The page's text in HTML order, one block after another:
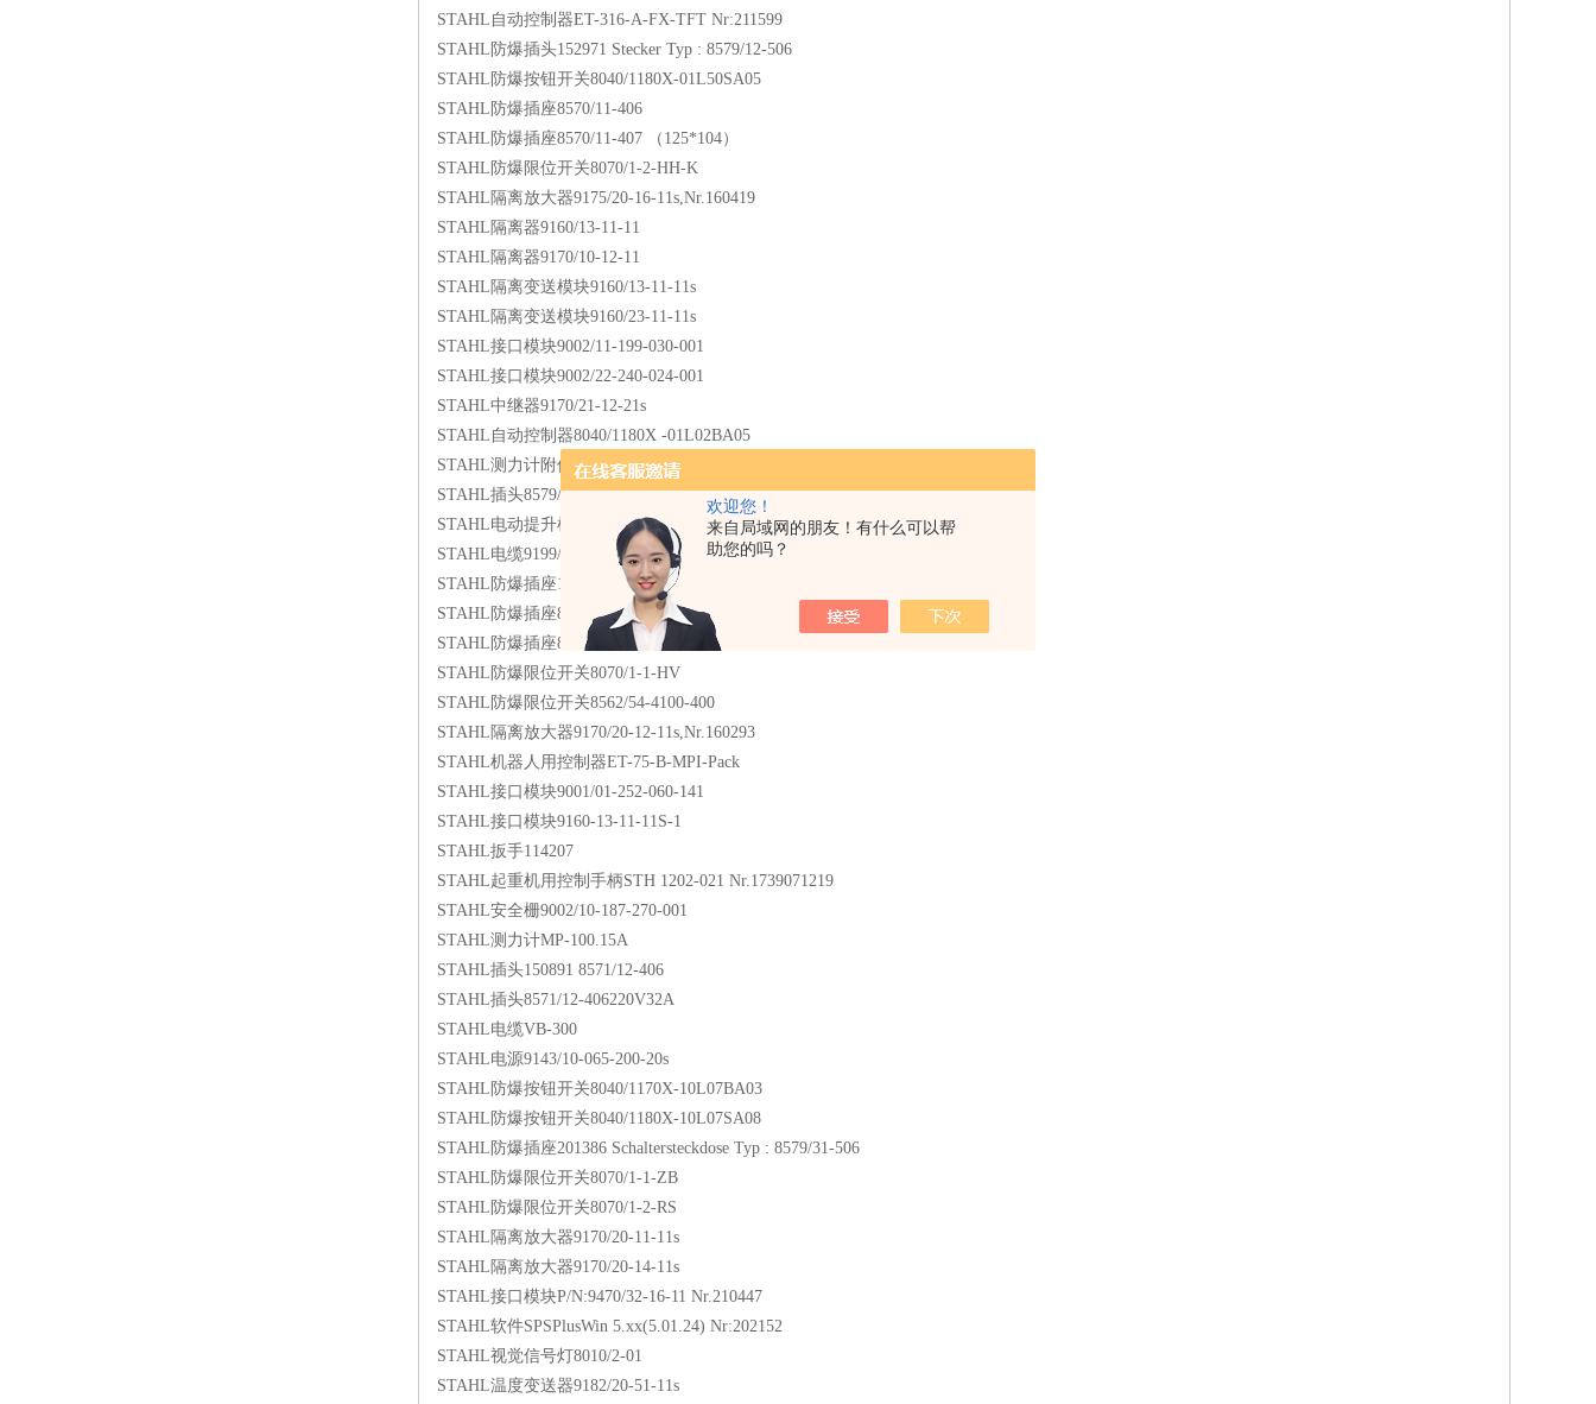
欢迎您！
来自局域网的朋友！有什么可以帮
助您的吗？
STAHL自动控制器ET-316-A-FX-TFT Nr:211599
STAHL防爆插头152971 Stecker Typ : 8579/12-506
STAHL防爆按钮开关8040/1180X-01L50SA05
STAHL防爆插座8570/11-406
STAHL防爆插座8570/11-407 （125*104）
STAHL防爆限位开关8070/1-2-HH-K
STAHL隔离放大器9175/20-16-11s,Nr.160419
STAHL隔离器9160/13-11-11
STAHL隔离器9170/10-12-11
STAHL隔离变送模块9160/13-11-11s
STAHL隔离变送模块9160/23-11-11s
STAHL接口模块9002/11-199-030-001
STAHL接口模块9002/22-240-024-001
STAHL中继器9170/21-12-21s
STAHL自动控制器8040/1180X -01L02BA05
STAHL测力计附件MP-100.04A
STAHL插头8579/12-406380V63A
STAHL电动提升机ST0502-8/21/1
STAHL电缆9199/20-02
STAHL防爆插座150578 Schaltersteckdose Typ : 8570/11-306
STAHL防爆插座8571/11-406
STAHL防爆插座8571/11-506
STAHL防爆限位开关8070/1-1-HV
STAHL防爆限位开关8562/54-4100-400
STAHL隔离放大器9170/20-12-11s,Nr.160293
STAHL机器人用控制器ET-75-B-MPI-Pack
STAHL接口模块9001/01-252-060-141
STAHL接口模块9160-13-11-11S-1
STAHL扳手114207
STAHL起重机用控制手柄STH 1202-021 Nr.1739071219
STAHL安全栅9002/10-187-270-001
STAHL测力计MP-100.15A
STAHL插头150891 8571/12-406
STAHL插头8571/12-406220V32A
STAHL电缆VB-300
STAHL电源9143/10-065-200-20s
STAHL防爆按钮开关8040/1170X-10L07BA03
STAHL防爆按钮开关8040/1180X-10L07SA08
STAHL防爆插座201386 Schaltersteckdose Typ : 8579/31-506
STAHL防爆限位开关8070/1-1-ZB
STAHL防爆限位开关8070/1-2-RS
STAHL隔离放大器9170/20-11-11s
STAHL隔离放大器9170/20-14-11s
STAHL接口模块P/N:9470/32-16-11 Nr.210447
STAHL软件SPSPlusWin 5.xx(5.01.24) Nr:202152
STAHL视觉信号灯8010/2-01
STAHL温度变送器9182/20-51-11s